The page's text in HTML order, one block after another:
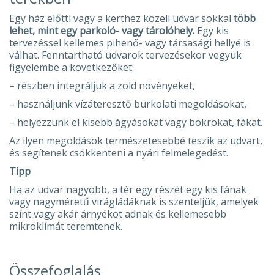
Egy ház előtti vagy a kerthez közeli udvar sokkal több
lehet, mint egy parkoló- vagy tárolóhely. Egy kis
tervezéssel kellemes pihenő- vagy társasági hellyé is
válhat. Fenntartható udvarok tervezésekor vegyük
figyelembe a következőket:
– részben integráljuk a zöld növényeket,
– használjunk vízáteresztő burkolati megoldásokat,
– helyezzünk el kisebb ágyásokat vagy bokrokat, fákat.
Az ilyen megoldások természetesebbé teszik az udvart,
és segítenek csökkenteni a nyári felmelegedést.
Tipp
Ha az udvar nagyobb, a tér egy részét egy kis fának
vagy nagyméretű virágládáknak is szenteljük, amelyek
színt vagy akár árnyékot adnak és kellemesebb
mikroklímát teremtenek.
Összefoglalás